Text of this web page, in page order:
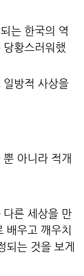
는 한국의 역
황스러워했
일방적 사상을
아니라 적개
다른 세상을 만
배우고 깨우치
되는 것을 보게